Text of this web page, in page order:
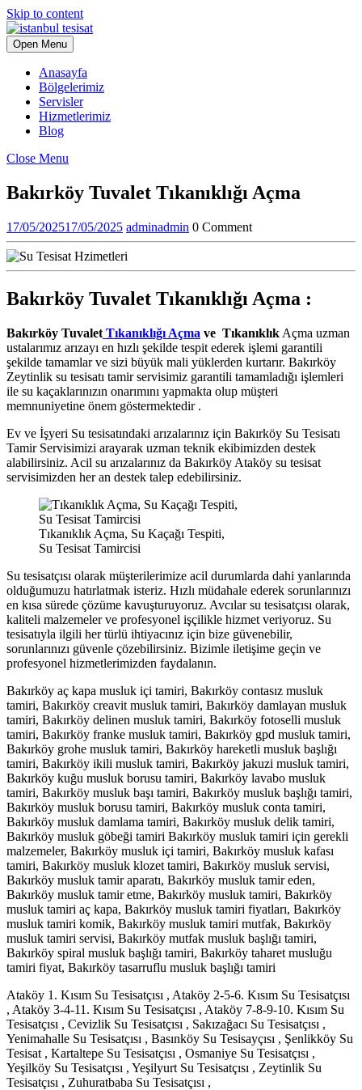
Skip to content
Open Menu
Anasayfa
Bölgelerimiz
Servisler
Hizmetlerimiz
Blog
Close Menu
Bakırköy Tuvalet Tıkanıklığı Açma
17/05/202517/05/2025 adminadmin 0 Comment
Bakırköy Tuvalet Tıkanıklığı Açma :
Bakırköy Tuvalet Tıkanıklığı Açma ve Tıkanıklık Açma uzman
ustalarımız arızayı en hızlı şekilde tespit ederek işlemi garantili
şekilde tamamlar ve sizi büyük mali yüklerden kurtarır. Bakırköy
Zeytinlik su tesisatı tamir servisimiz garantili tamamladığı işlemleri
ile su kaçaklarınızın onarımını yapmakta olup müşteri
memnuniyetine önem göstermektedir .
Ev ve İşyeri Su tesisatındaki arızalarınız için Bakırköy Su Tesisatı
Tamir Servisimizi arayarak uzman teknik ekibimizden destek
alabilirsiniz. Acil su arızalarınız da Bakırköy Ataköy su tesisat
servisimizden her an destek talep edebilirsiniz.
Tıkanıklık Açma, Su Kaçağı Tespiti,
Su Tesisat Tamircisi
Su tesisatçısı olarak müşterilerimize acil durumlarda dahi yanlarında
olduğumuzu hatırlatmak isteriz. Hızlı müdahale ederek sorunlarınızı
en kısa sürede çözüme kavuşturuyoruz. Avcılar su tesisatçısı olarak,
kaliteli malzemeler ve profesyonel işçilikle hizmet veriyoruz. Su
tesisatıyla ilgili her türlü ihtiyacınız için bize güvenebilir,
sorunlarınızı güvenle çözebilirsiniz. Bizimle iletişime geçin ve
profesyonel hizmetlerimizden faydalanın.
Bakırköy aç kapa musluk içi tamiri, Bakırköy contasız musluk
tamiri, Bakırköy creavit musluk tamiri, Bakırköy damlayan musluk
tamiri, Bakırköy delinen musluk tamiri, Bakırköy fotoselli musluk
tamiri, Bakırköy franke musluk tamiri, Bakırköy gpd musluk tamiri,
Bakırköy grohe musluk tamiri, Bakırköy hareketli musluk başlığı
tamiri, Bakırköy ikili musluk tamiri, Bakırköy jakuzi musluk tamiri,
Bakırköy kuğu musluk borusu tamiri, Bakırköy lavabo musluk
tamiri, Bakırköy musluk başı tamiri, Bakırköy musluk başlığı tamiri,
Bakırköy musluk borusu tamiri, Bakırköy musluk conta tamiri,
Bakırköy musluk damlama tamiri, Bakırköy musluk delik tamiri,
Bakırköy musluk göbeği tamiri Bakırköy musluk tamiri için gerekli
malzemeler, Bakırköy musluk içi tamiri, Bakırköy musluk kafası
tamiri, Bakırköy musluk klozet tamiri, Bakırköy musluk servisi,
Bakırköy musluk tamir aparatı, Bakırköy musluk tamir eden,
Bakırköy musluk tamir etme, Bakırköy musluk tamiri, Bakırköy
musluk tamiri aç kapa, Bakırköy musluk tamiri fiyatları, Bakırköy
musluk tamiri komik, Bakırköy musluk tamiri mutfak, Bakırköy
musluk tamiri servisi, Bakırköy mutfak musluk başlığı tamiri,
Bakırköy spiral musluk başlığı tamiri, Bakırköy taharet musluğu
tamiri fiyat, Bakırköy tasarruflu musluk başlığı tamiri
Ataköy 1. Kısım Su Tesisatçısı , Ataköy 2-5-6. Kısım Su Tesisatçısı
, Ataköy 3-4-11. Kısım Su Tesisatçısı , Ataköy 7-8-9-10. Kısım Su
Tesisatçısı , Cevizlik Su Tesisatçısı , Sakızağacı Su Tesisatçısı ,
Yenimahalle Su Tesisatçısı , Basınköy Su Tesisayçısı , Şenlikköy Su
Tesisat , Kartaltepe Su Tesisatçısı , Osmaniye Su Tesisatçısı ,
Yeşilköy Su Tesisatçısı , Yeşilyurt Su Tesisatçısı , Zeytinlik Su
Tesisatçısı , Zuhuratbaba Su Tesisatçısı ,